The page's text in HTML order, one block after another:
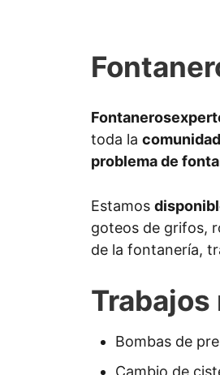
toda la
problema de
Estamos
goteos de grifos,
de la fontanería,
Trabajos
Bombas de
Cambio de